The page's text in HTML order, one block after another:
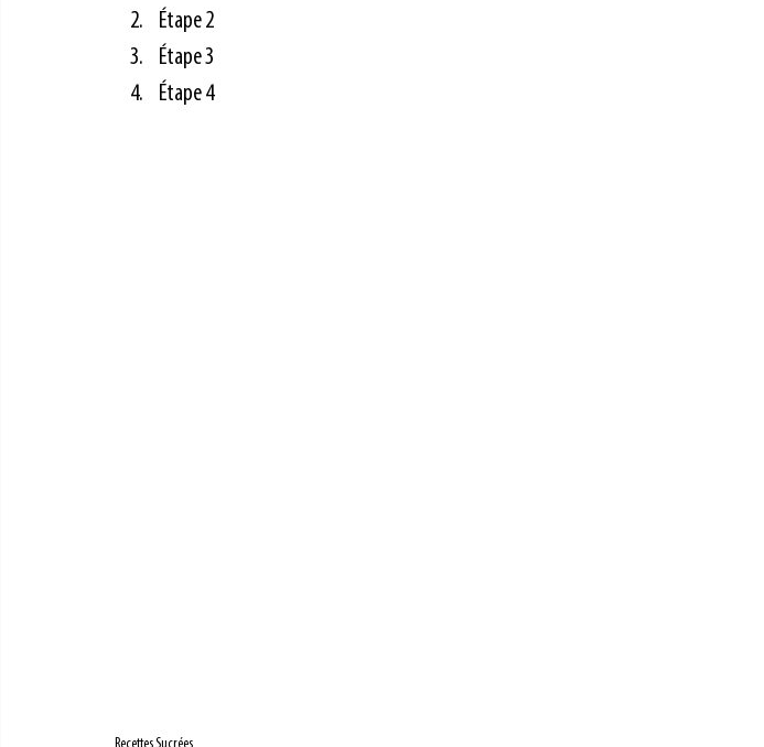
Étape 2
Étape 3
Étape 4